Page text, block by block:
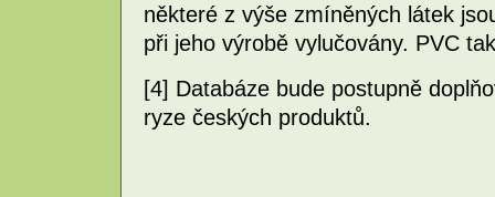
některé z výše zmíněných látek
při jeho výrobě vylučovány. PVC
[4] Databáze bude postupně
ryze českých produktů.